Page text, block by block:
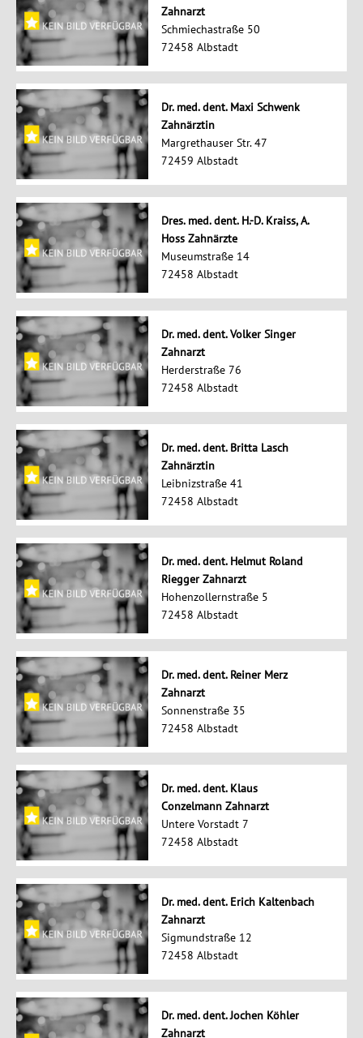
Zahnarzt
Schmiechastraße 50
72458 Albstadt
Dr. med. dent. Maxi Schwenk
Zahnärztin
Margrethauser Str. 47
72459 Albstadt
Dres. med. dent. H.-D. Kraiss, A.
Hoss Zahnärzte
Museumstraße 14
72458 Albstadt
Dr. med. dent. Volker Singer
Zahnarzt
Herderstraße 76
72458 Albstadt
Dr. med. dent. Britta Lasch
Zahnärztin
Leibnizstraße 41
72458 Albstadt
Dr. med. dent. Helmut Roland
Riegger Zahnarzt
Hohenzollernstraße 5
72458 Albstadt
Dr. med. dent. Reiner Merz
Zahnarzt
Sonnenstraße 35
72458 Albstadt
Dr. med. dent. Klaus
Conzelmann Zahnarzt
Untere Vorstadt 7
72458 Albstadt
Dr. med. dent. Erich Kaltenbach
Zahnarzt
Sigmundstraße 12
72458 Albstadt
Dr. med. dent. Jochen Köhler
Zahnarzt